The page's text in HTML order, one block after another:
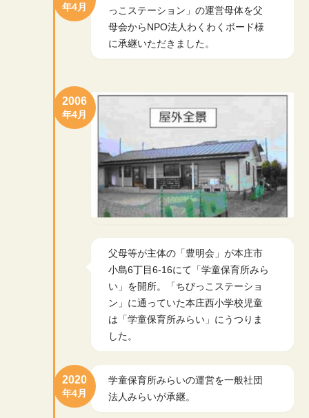
っこステーション」の運営母体を父
母会からNPO法人わくわくボード様
に承継いただきました。
年4月
父母等が主体の「豊明会」が本庄市
小島6丁目6-16にて「学童保育所みら
い」を開所。「ちびっこステーショ
ン」に通っていた本庄西小学校児童
は「学童保育所みらい」にうつりま
した。
2006
年4月
学童保育所みらいの運営を一般社団
法人みらいが承継。
2020
年4月